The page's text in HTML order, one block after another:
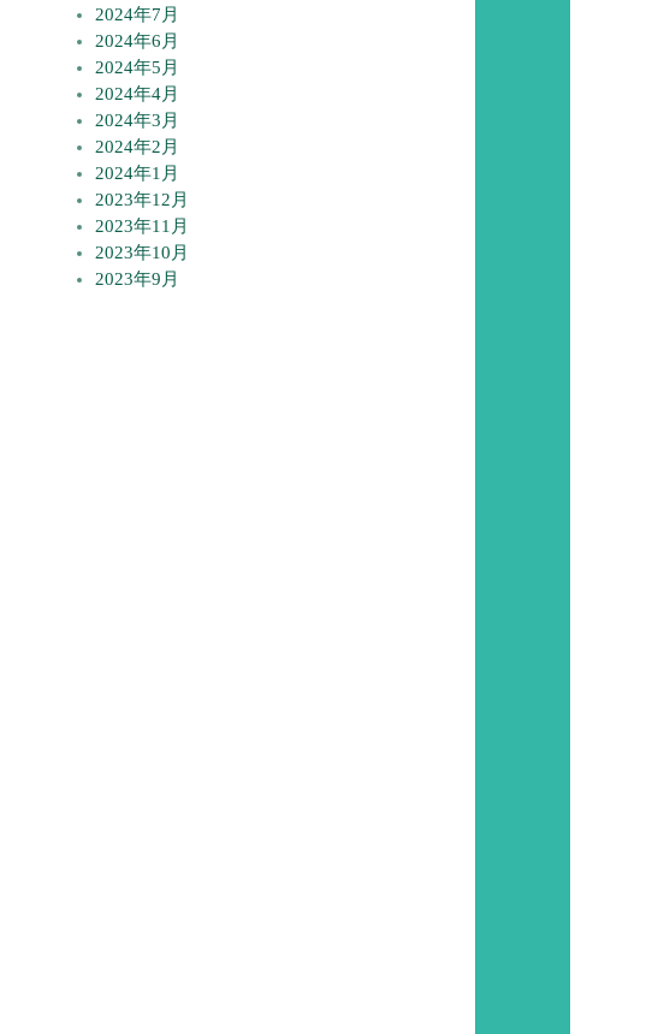
2024年7月
2024年6月
2024年5月
2024年4月
2024年3月
2024年2月
2024年1月
2023年12月
2023年11月
2023年10月
2023年9月